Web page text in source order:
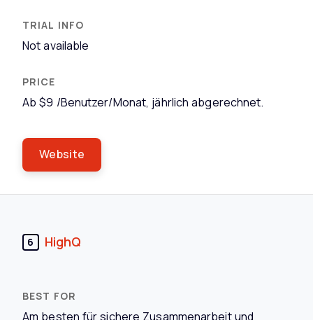
Not available
Ab $9 /Benutzer/Monat, jährlich abgerechnet.
Website
6 HighQ
Am besten für sichere Zusammenarbeit und